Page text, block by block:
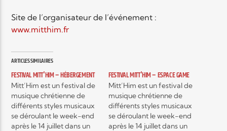
Elyon Live
Elyon Kids
Site de l’organisateur de l’événement :
www.mitthim.fr
ARTICLES SIMILAIRES
FESTIVAL MITT'HIM – HÉBERGEMENT
Mitt’Him est un festival de
musique chrétienne de
différents styles musicaux
se déroulant le week-end
après le 14 juillet dans un
FESTIVAL MITT'HIM – ESPACE GAME
Mitt’Him est un festival de
musique chrétienne de
différents styles musicaux
se déroulant le week-end
après le 14 juillet dans un